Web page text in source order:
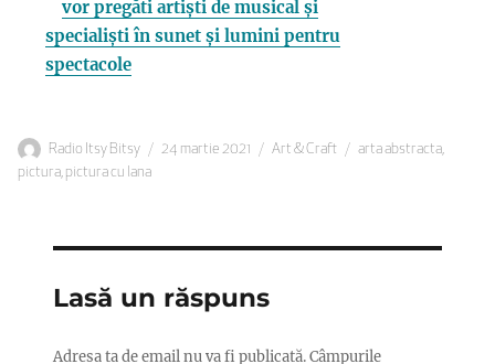
vor pregăti artiști de musical și
specialiști în sunet și lumini pentru
spectacole
Autor
Radio Itsy Bitsy
Publicat
24 martie 2021 Categorii
Art & Craft Etichete
arta abstracta,
pictura, pictura cu lana
Lasă un răspuns
Adresa ta de email nu va fi publicată.Câmpurile